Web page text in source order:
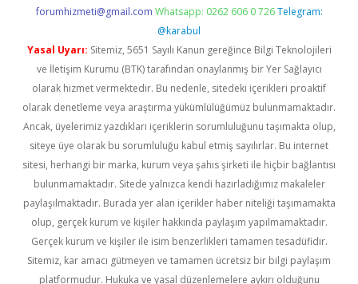
forumhizmeti@gmail.com Whatsapp: 0262 606 0 726 Telegram:
@karabul
Yasal Uyarı: Sitemiz, 5651 Sayılı Kanun gereğince Bilgi Teknolojileri
ve İletişim Kurumu (BTK) tarafından onaylanmış bir Yer Sağlayıcı
olarak hizmet vermektedir. Bu nedenle, sitedeki içerikleri proaktif
olarak denetleme veya araştırma yükümlülüğümüz bulunmamaktadır.
Ancak, üyelerimiz yazdıkları içeriklerin sorumluluğunu taşımakta olup,
siteye üye olarak bu sorumluluğu kabul etmiş sayılırlar. Bu internet
sitesi, herhangi bir marka, kurum veya şahıs şirketi ile hiçbir bağlantısı
bulunmamaktadır. Sitede yalnızca kendi hazırladığımız makaleler
paylaşılmaktadır. Burada yer alan içerikler haber niteliği taşımamakta
olup, gerçek kurum ve kişiler hakkında paylaşım yapılmamaktadır.
Gerçek kurum ve kişiler ile isim benzerlikleri tamamen tesadüfidir.
Sitemiz, kar amacı gütmeyen ve tamamen ücretsiz bir bilgi paylaşım
platformudur. Hukuka ve yasal düzenlemelere aykırı olduğunu